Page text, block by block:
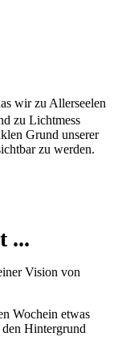
wir zu Allerseelen
zu Lichtmess
Grund unserer
zu werden.
...
Vision von
Wochein etwas
Hintergrund